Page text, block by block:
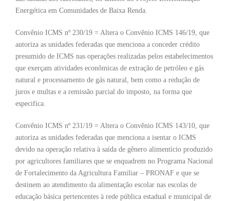
Energética em Comunidades de Baixa Renda.
Convênio ICMS nº 230/19 = Altera o Convênio ICMS 146/19, que
autoriza as unidades federadas que menciona a conceder crédito
presumido de ICMS nas operações realizadas pelos estabelecimentos
que exerçam atividades econômicas de extração de petróleo e gás
natural e processamento de gás natural, bem como a redução de
juros e multas e a remissão parcial do imposto, na forma que
especifica.
Convênio ICMS nº 231/19 = Altera o Convênio ICMS 143/10, que
autoriza as unidades federadas que menciona a isentar o ICMS
devido na operação relativa à saída de gênero alimentício produzido
por agricultores familiares que se enquadrem no Programa Nacional
de Fortalecimento da Agricultura Familiar – PRONAF e que se
destinem ao atendimento da alimentação escolar nas escolas de
educação básica pertencentes à rede pública estadual e municipal de